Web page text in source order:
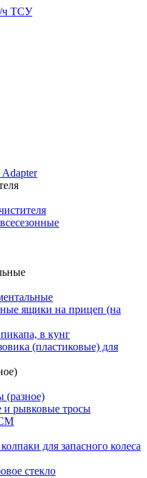
ч ТСУ
ящики на прицеп (на
в кунг
(пластиковые) для
(разное)
и рывковые тросы
для запасного колеса
стекло